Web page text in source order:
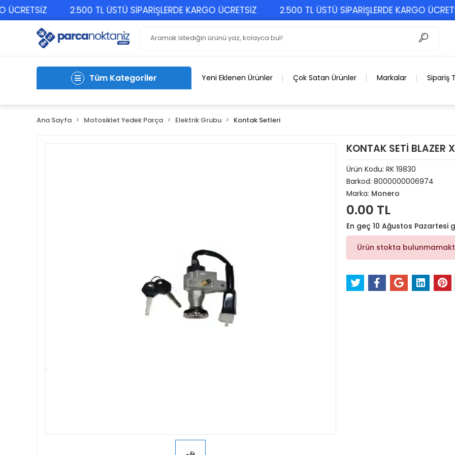
2.500 TL ÜSTÜ SİPARİŞLERDE KARGO ÜCRETSİZ 2.500 TL ÜSTÜ SİPARİŞLERDE KARGO ÜCRETSİZ
Tüm Kategoriler Yeni Eklenen Ürünler Çok Satan Ürünler Markalar Sipariş
Ana Sayfa Motosiklet Yedek Parça Elektrik Grubu Kontak Setleri
KONTAK SETİ BLAZER
Ürün Kodu: RK 19830
Barkod: 8000000006974
Marka: Monero
0.00 TL
En geç 10 Ağustos Pazartesi
Ürün stokta